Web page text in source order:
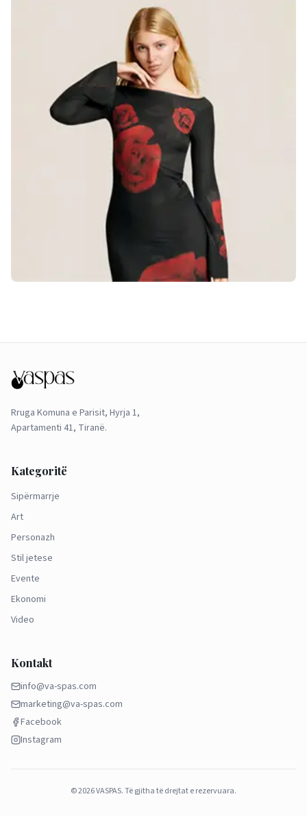
Rruga Komuna e Parisit, Hyrja 1,
Apartamenti 41, Tiranë.
Kategoritë
Sipërmarrje
Art
Personazh
Stil jetese
Evente
Ekonomi
Video
Kontakt
info@va-spas.com
marketing@va-spas.com
Facebook
Instagram
©2026VASPAS.Të gjitha të drejtat e rezervuara.